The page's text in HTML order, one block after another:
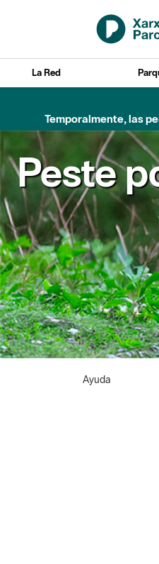
Saltar al contenido principal
La Red
Temporalmente, las
Peste
Ayuda